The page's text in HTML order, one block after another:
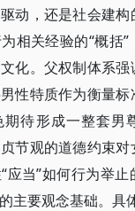
动，还是社会建
相关经验的“概括
化。父权制体系
性特质作为衡量
待形成一整套男
节观的道德约束
应当”如何行为举
主要观念基础。具